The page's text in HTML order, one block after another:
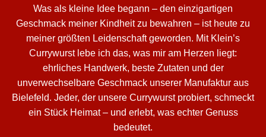
Was als kleine Idee begann – den einzigartigen
Geschmack meiner Kindheit zu bewahren – ist heute zu
meiner größten Leidenschaft geworden. Mit Klein’s
Currywurst lebe ich das, was mir am Herzen liegt:
ehrliches Handwerk, beste Zutaten und der
unverwechselbare Geschmack unserer Manufaktur aus
Bielefeld. Jeder, der unsere Currywurst probiert, schmeckt
ein Stück Heimat – und erlebt, was echter Genuss
bedeutet.